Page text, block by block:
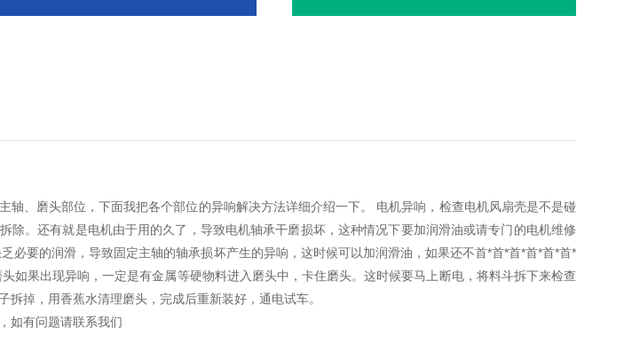
轴、磨头部位，下面我把各个部位的异响解决方法详细介绍一下。 电机异响，检查电机风扇壳是不是碰
除。还有就是电机由于用的久了，导致电机轴承干磨损坏，这种情况下要加润滑油或请专门的电机维修
必要的润滑，导致固定主轴的轴承损坏产生的异响，这时候可以加润滑油，如果还不首*首*首*首*首*首*
如果出现异响，一定是有金属等硬物料进入磨头中，卡住磨头。这时候要马上断电，将料斗拆下来检查
拆掉，用香蕉水清理磨头，完成后重新装好，通电试车。
如有问题请联系我们